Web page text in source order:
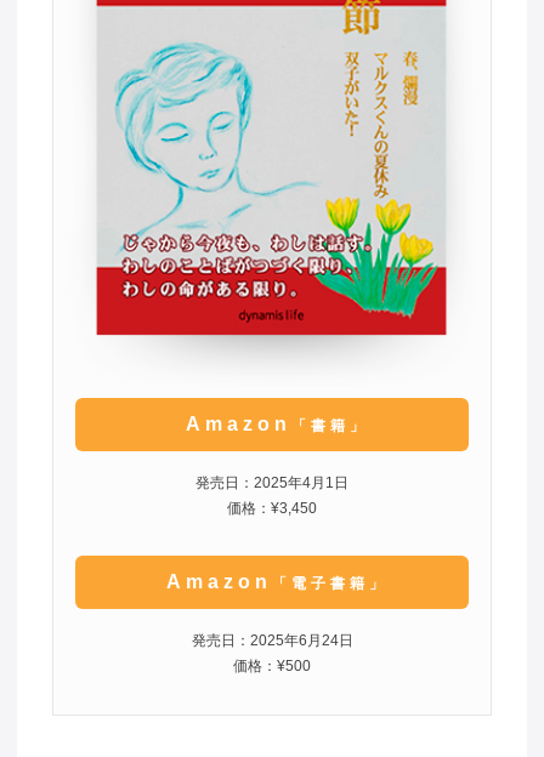
Amazon 「書籍」
発売日：2025年4月1日
価格：¥3,450
Amazon 「電子書籍」
発売日：2025年6月24日
価格：¥500